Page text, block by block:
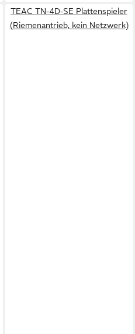
TEAC TN-4D-SE Plattenspieler
(Riemenantrieb, kein Netzwerk)